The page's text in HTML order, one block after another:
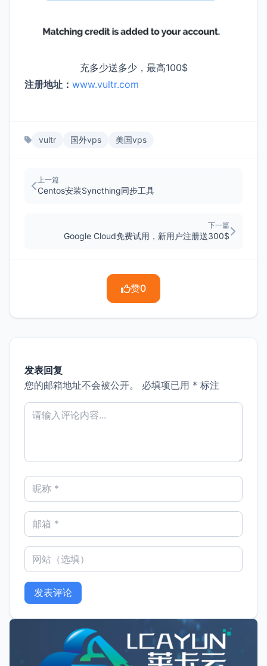
充多少送多少，最高100$
注册地址： www.vultr.com
vultr 国外vps 美国vps
上一篇
Centos安装Syncthing同步工具
下一篇
Google Cloud免费试用，新用户注册送300$
赞0
发表回复
您的邮箱地址不会被公开。
必填项已用 * 标注